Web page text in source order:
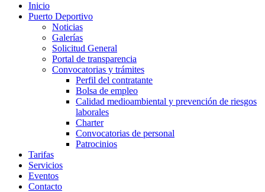
Inicio
Puerto Deportivo
Noticias
Galerías
Solicitud General
Portal de transparencia
Convocatorias y trámites
Perfil del contratante
Bolsa de empleo
Calidad medioambiental y prevención de riesgos
laborales
Charter
Convocatorias de personal
Patrocinios
Tarifas
Servicios
Eventos
Contacto